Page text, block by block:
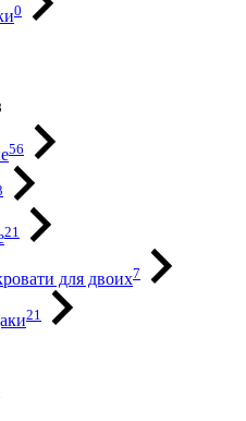
0
56
21
для двоих7
21